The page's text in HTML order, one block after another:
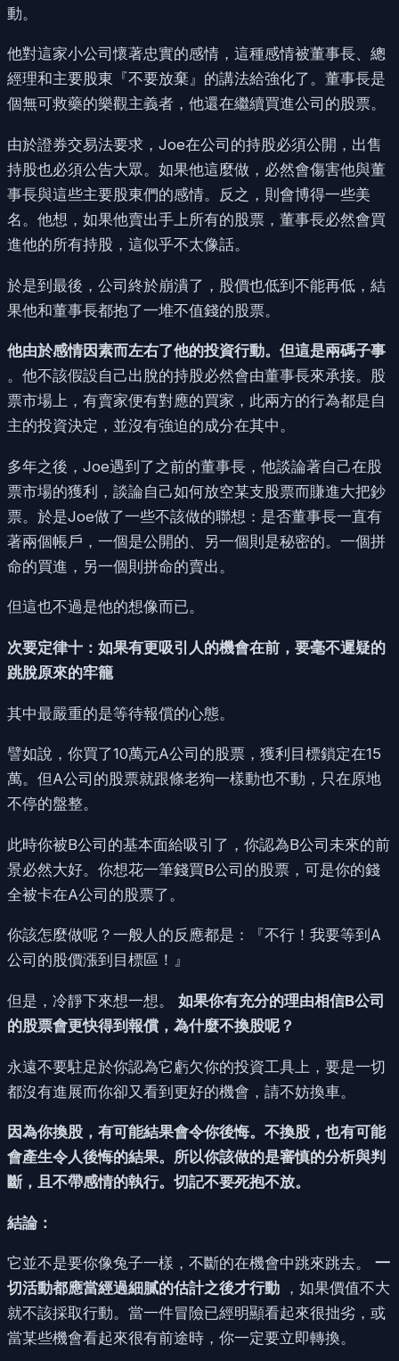
動。
他對這家小公司懷著忠實的感情，這種感情被董事長、總
經理和主要股東『不要放棄』的講法給強化了。董事長是
個無可救藥的樂觀主義者，他還在繼續買進公司的股票。
由於證券交易法要求，Joe在公司的持股必須公開，出售
持股也必須公告大眾。如果他這麼做，必然會傷害他與董
事長與這些主要股東們的感情。反之，則會博得一些美
名。他想，如果他賣出手上所有的股票，董事長必然會買
進他的所有持股，這似乎不太像話。
於是到最後，公司終於崩潰了，股價也低到不能再低，結
果他和董事長都抱了一堆不值錢的股票。
他由於感情因素而左右了他的投資行動。但這是兩碼子事
。他不該假設自己出脫的持股必然會由董事長來承接。股
票市場上，有賣家便有對應的買家，此兩方的行為都是自
主的投資決定，並沒有強迫的成分在其中。
多年之後，Joe遇到了之前的董事長，他談論著自己在股
票市場的獲利，談論自己如何放空某支股票而賺進大把鈔
票。於是Joe做了一些不該做的聯想：是否董事長一直有
著兩個帳戶，一個是公開的、另一個則是秘密的。一個拼
命的買進，另一個則拼命的賣出。
但這也不過是他的想像而已。
次要定律十：如果有更吸引人的機會在前，要毫不遲疑的
跳脫原來的牢籠
其中最嚴重的是等待報償的心態。
譬如說，你買了10萬元A公司的股票，獲利目標鎖定在15
萬。但A公司的股票就跟條老狗一樣動也不動，只在原地
不停的盤整。
此時你被B公司的基本面給吸引了，你認為B公司未來的前
景必然大好。你想花一筆錢買B公司的股票，可是你的錢
全被卡在A公司的股票了。
你該怎麼做呢？一般人的反應都是：『不行！我要等到A
公司的股價漲到目標區！』
但是，冷靜下來想一想。 如果你有充分的理由相信B公司
的股票會更快得到報償，為什麼不換股呢？
永遠不要駐足於你認為它虧欠你的投資工具上，要是一切
都沒有進展而你卻又看到更好的機會，請不妨換車。
因為你換股，有可能結果會令你後悔。不換股，也有可能
會產生令人後悔的結果。所以你該做的是審慎的分析與判
斷，且不帶感情的執行。切記不要死抱不放。
結論：
它並不是要你像兔子一樣，不斷的在機會中跳來跳去。 一
切活動都應當經過細膩的估計之後才行動 ，如果價值不大
就不該採取行動。當一件冒險已經明顯看起來很拙劣，或
當某些機會看起來很有前途時，你一定要立即轉換。